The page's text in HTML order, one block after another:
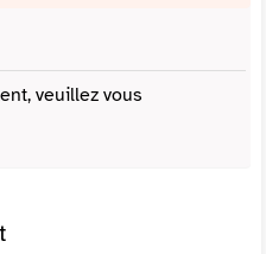
veuillez vous